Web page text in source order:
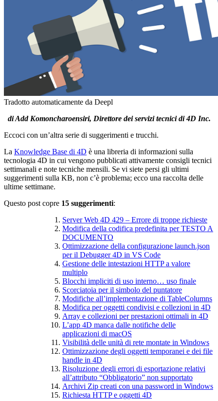
Tradotto automaticamente da Deepl
di Add Komoncharoensiri, Direttore dei servizi tecnici di 4D Inc.
Eccoci con un’altra serie di suggerimenti e trucchi.
La Knowledge Base di 4D è una libreria di informazioni sulla
tecnologia 4D in cui vengono pubblicati attivamente consigli tecnici
settimanali e note tecniche mensili. Se vi siete persi gli ultimi
suggerimenti sulla KB, non c’è problema; ecco una raccolta delle
ultime settimane.
Questo post copre 15 suggerimenti:
Server Web 4D 429 – Errore di troppe richieste
Modifica della codifica predefinita per TESTO A
DOCUMENTO
Ottimizzazione della configurazione launch.json
per il Debugger 4D in VS Code
Gestione delle intestazioni HTTP a valore
multiplo
Blocchi impliciti di uso interno… uso finale
Scorciatoia per il simbolo del puntatore
Modifiche all’implementazione di TableColumns
Modifica per oggetti condivisi e collezioni in 4D
Array e collezioni per prestazioni ottimali in 4D
L’app 4D manca dalle notifiche delle
applicazioni di macOS
Visibilità delle unità di rete montate in Windows
Ottimizzazione degli oggetti temporanei e dei file
handle in 4D
Risoluzione degli errori di esportazione relativi
all’attributo “Obbligatorio” non supportato
Archivi Zip creati con una password in Windows
Richiesta HTTP e oggetti 4D